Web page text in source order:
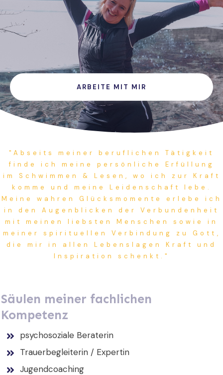
ARBEITE MIT MIR
"Abseits meiner beruflichen Tätigkeit
finde ich meine persönliche Erfüllung
im Schwimmen & Lesen, wo ich zur Kraft
komme und meine Leidenschaft lebe.
Meine wahren Glücksmomente erlebe ich
in den Augenblicken der Verbundenheit
mit meinen liebsten Menschen sowie in
meiner spirituellen Verbindung zu Gott,
die mir in allen Lebenslagen Kraft und
Inspiration schenkt."
Säulen meiner fachlichen
Kompetenz
psychosoziale Beraterin
Trauerbegleiterin / Expertin
Jugendcoaching